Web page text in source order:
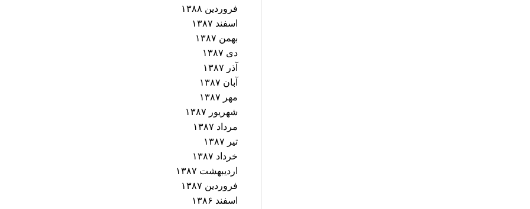
فروردین ۱۳۸۸
اسفند ۱۳۸۷
بهمن ۱۳۸۷
دی ۱۳۸۷
آذر ۱۳۸۷
آبان ۱۳۸۷
مهر ۱۳۸۷
شهریور ۱۳۸۷
مرداد ۱۳۸۷
تیر ۱۳۸۷
خرداد ۱۳۸۷
اردیبهشت ۱۳۸۷
فروردین ۱۳۸۷
اسفند ۱۳۸۶